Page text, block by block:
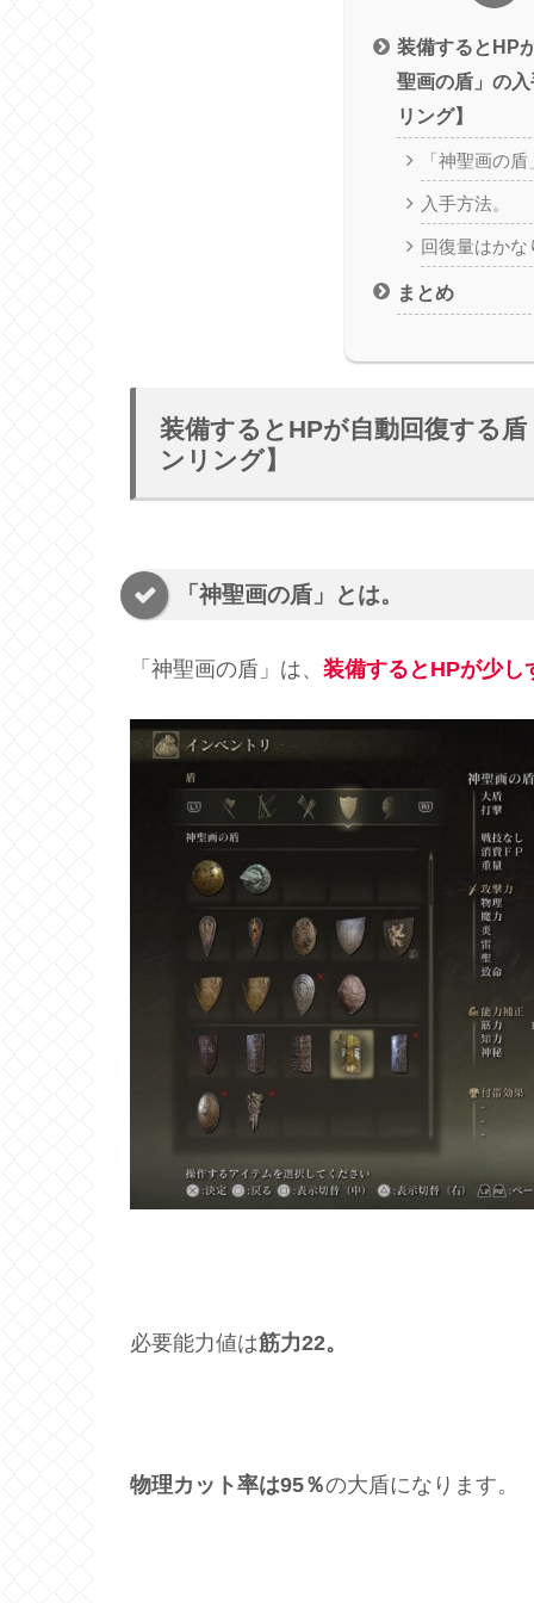
装備するとHP
聖画の盾」の
リング】
「神聖画の
入手方法。
回復量はかな
まとめ
装備するとHPが自動回復する
ンリング】
「神聖画の盾」とは。
「神聖画の盾」は、 装備するとHPが少し
必要能力値は筋力22。
物理カット率は95％の大盾になります。